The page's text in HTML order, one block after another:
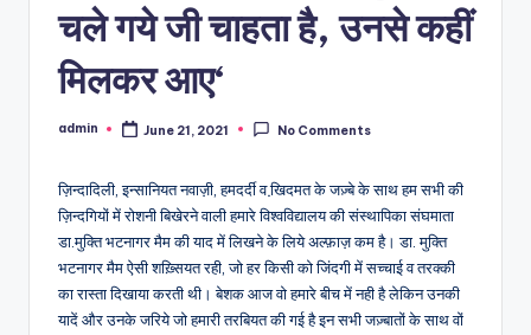
g
चले गये जी चाहता है, उनसे कहीं
मिलकर आए‘
Posted
admin June 21, 2021 No Comments
ज़िन्दादिली, इन्सानियत नवाज़ी, हमदर्दी व खि़दमत के जज़्बे के साथ हम सभी की
ज़िन्दगियों में रोशनी बिखेरने वाली हमारे विश्वविद्यालय की संस्थापिका संघमाता
डा.मुक्ति भटनागर मैम की याद में लिखने के लिये अल्फ़ाज़ कम है। डा. मुक्ति
भटनागर मैम ऐसी शख़्सियत रही, जो हर किसी को जिंदगी में सच्चाई व तरक्की
का रास्ता दिखाया करती थी। बेशक आज वो हमारे बीच में नही है लेकिन उनकी
यादें और उनके जरिये जो हमारी तरबियत की गई है इन सभी जज़्बातों के साथ वों